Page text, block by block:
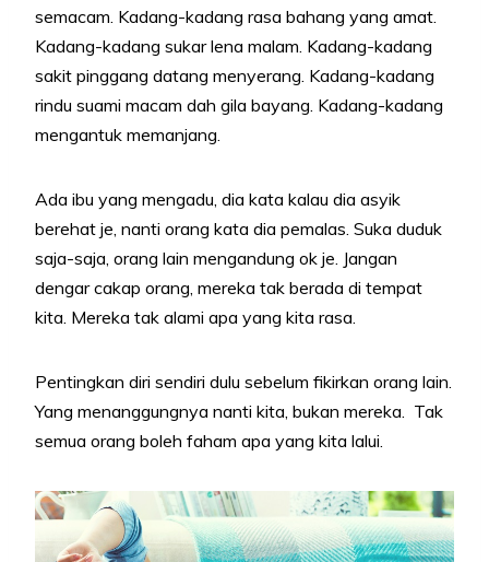
semacam. Kadang-kadang rasa bahang yang amat.
Kadang-kadang sukar lena malam. Kadang-kadang
sakit pinggang datang menyerang. Kadang-kadang
rindu suami macam dah gila bayang. Kadang-kadang
mengantuk memanjang.
Ada ibu yang mengadu, dia kata kalau dia asyik
berehat je, nanti orang kata dia pemalas. Suka duduk
saja-saja, orang lain mengandung ok je. Jangan
dengar cakap orang, mereka tak berada di tempat
kita. Mereka tak alami apa yang kita rasa.
Pentingkan diri sendiri dulu sebelum fikirkan orang lain.
Yang menanggungnya nanti kita, bukan mereka. Tak
semua orang boleh faham apa yang kita lalui.